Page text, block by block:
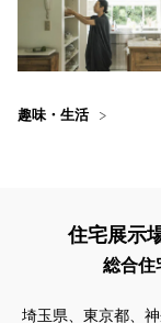
趣味・生活
住宅展示
総合住
埼玉県、東京都、